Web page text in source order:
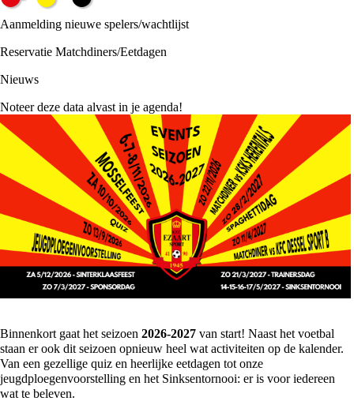
Aanmelding nieuwe spelers/wachtlijst
Reservatie Matchdiners/Eetdagen
Nieuws
Noteer deze data alvast in je agenda!
Binnenkort gaat het seizoen 2026-2027 van start! Naast het voetbal
staan er ook dit seizoen opnieuw heel wat activiteiten op de kalender.
Van een gezellige quiz en heerlijke eetdagen tot onze
jeugdploegenvoorstelling en het Sinksentornooi: er is voor iedereen
wat te beleven.